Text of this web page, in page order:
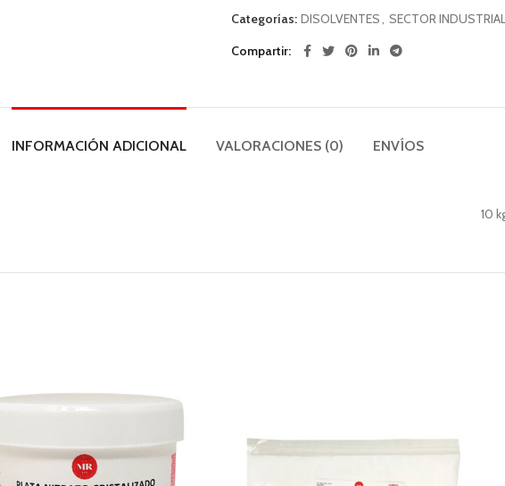
Categorías: DISOLVENTES, SECTOR
Compartir
INFORMACIÓN ADICIONAL VALORACIONES (0) ENVÍOS
10